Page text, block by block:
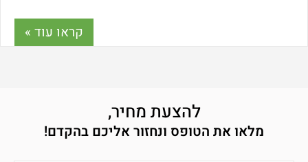
משנת 2000. איך מגיעים לתצוגה של החברה? אלו
תקנים יש לדשא הסינטטי שלנו? ומה היתרונות
קראו עוד »
להצעת מחיר,
מלאו את הטופס ונחזור אליכם בהקדם!